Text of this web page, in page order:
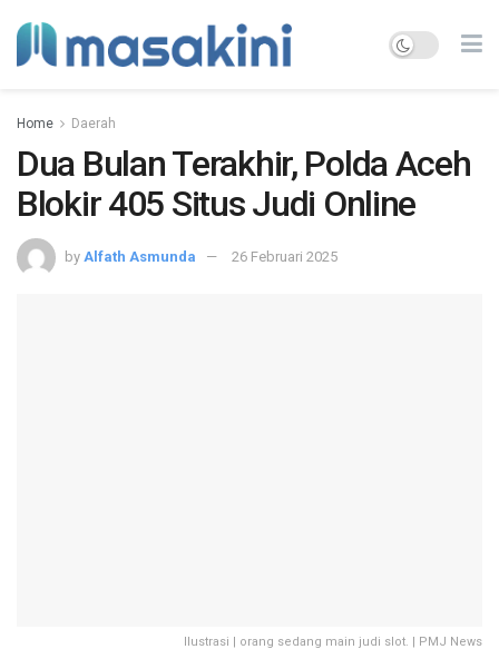
Home Daerah
Dua Bulan Terakhir, Polda Aceh
Blokir 405 Situs Judi Online
by Alfath Asmunda 26 Februari 2025
Ilustrasi | orang sedang main judi slot. | PMJ News